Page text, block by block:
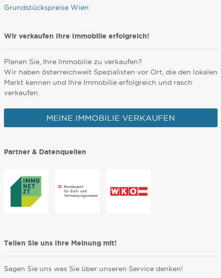
Grundstückspreise Wien
Wir verkaufen Ihre Immobilie erfolgreich!
Planen Sie, Ihre Immobilie zu verkaufen?
Wir haben österreichweit Spezialisten vor Ort, die den lokalen
Markt kennen und Ihre Immobilie erfolgreich und rasch
verkaufen.
MEINE IMMOBILIE VERKAUFEN
Partner & Datenquellen
Teilen Sie uns Ihre Meinung mit!
Sagen Sie uns was Sie über unseren Service denken!